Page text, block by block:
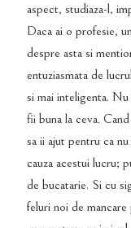
aspect, studiaza-l,
Daca ai o profesie,
despre asta si
entuziasmata de
si mai inteligenta.
fii buna la ceva.
sa ii ajut pentru ca
cauza acestui lucru;
de bucatarie. Si cu
feluri noi de